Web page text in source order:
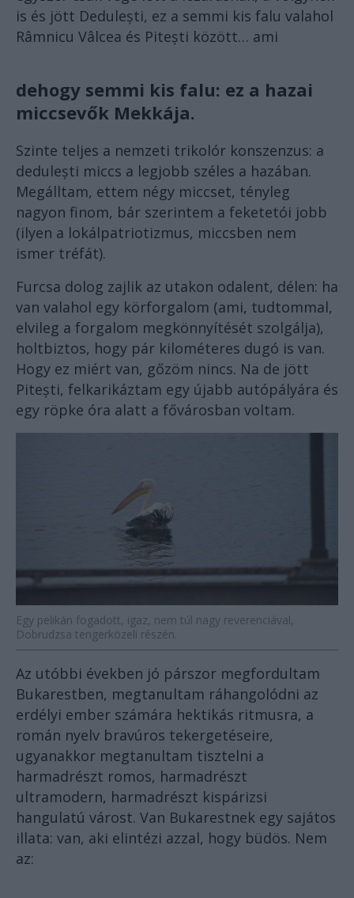
is és jött Dedulești, ez a semmi kis falu valahol
Râmnicu Vâlcea és Pitești között… ami
dehogy semmi kis falu: ez a hazai
miccsevők Mekkája.
Szinte teljes a nemzeti trikolór konszenzus: a
dedulești miccs a legjobb széles a hazában.
Megálltam, ettem négy miccset, tényleg
nagyon finom, bár szerintem a feketetói jobb
(ilyen a lokálpatriotizmus, miccsben nem
ismer tréfát).
Furcsa dolog zajlik az utakon odalent, délen: ha
van valahol egy körforgalom (ami, tudtommal,
elvileg a forgalom megkönnyítését szolgálja),
holtbiztos, hogy pár kilométeres dugó is van.
Hogy ez miért van, gőzöm nincs. Na de jött
Pitești, felkarikáztam egy újabb autópályára és
egy röpke óra alatt a fővárosban voltam.
Egy pelikán fogadott, igaz, nem túl nagy reverenciával,
Dobrudzsa tengerközeli részén.
Az utóbbi években jó párszor megfordultam
Bukarestben, megtanultam ráhangolódni az
erdélyi ember számára hektikás ritmusra, a
román nyelv bravúros tekergetéseire,
ugyanakkor megtanultam tisztelni a
harmadrészt romos, harmadrészt
ultramodern, harmadrészt kispárizsi
hangulatú várost. Van Bukarestnek egy sajátos
illata: van, aki elintézi azzal, hogy büdös. Nem
az: